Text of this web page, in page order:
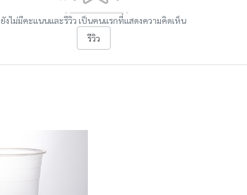
ยังไม่มีคะแนนและรีวิว เป็นคนแรกที่แสดงความคิดเห็น
รีวิว